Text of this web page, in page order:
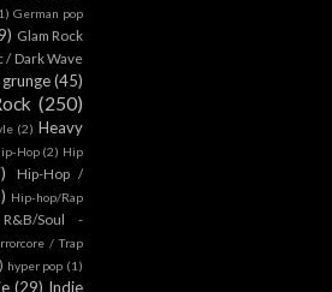
German pop
Glam Rock
/ Dark Wave
grunge (45)
(250)
(2) Heavy
Hop (2) Hip
Hip-Hop /
Hip-hop/Rap
Soul -
/ Trap
hyper pop (1)
(29) Indie